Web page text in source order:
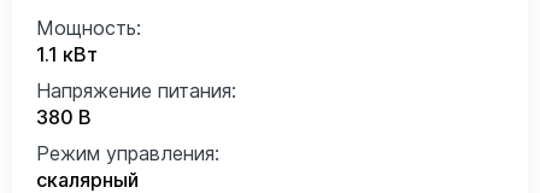
Мощность:
1.1 кВт
Напряжение питания:
380 В
Режим управления:
скалярный